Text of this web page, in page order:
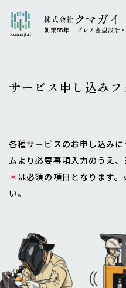
創業55年 プレス金型設計
Service
金型見込み応援！データ提供サ
サービス申し込みフォーム
設備紹介
Feature
会社案内
企業理念・沿革・代表あいさつ
SDGs
社会への取り組み
Recruit
〒508-0011 岐阜県中津川市駒
サービス申し込みフ
各種サービスのお申し込み
ムより必要事項入力のうえ、
＊は必須の項目となります
い。